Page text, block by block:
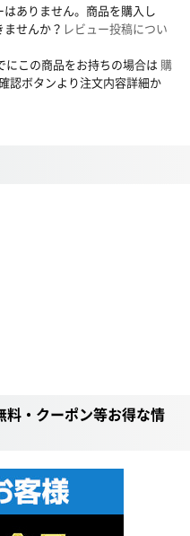
ありません。商品を購入し
せんか？ レビュー投稿につい
にこの商品をお持ちの場合は 購
認ボタンより注文内容詳細か
・クーポン等お得な情